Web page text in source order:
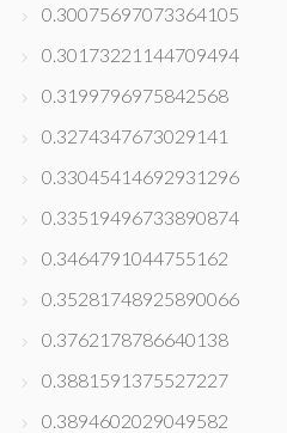
0.30075697073364105
0.30173221144709494
0.3199796975842568
0.3274347673029141
0.33045414692931296
0.33519496733890874
0.3464791044755162
0.35281748925890066
0.3762178786640138
0.3881591375527227
0.3894602029049582